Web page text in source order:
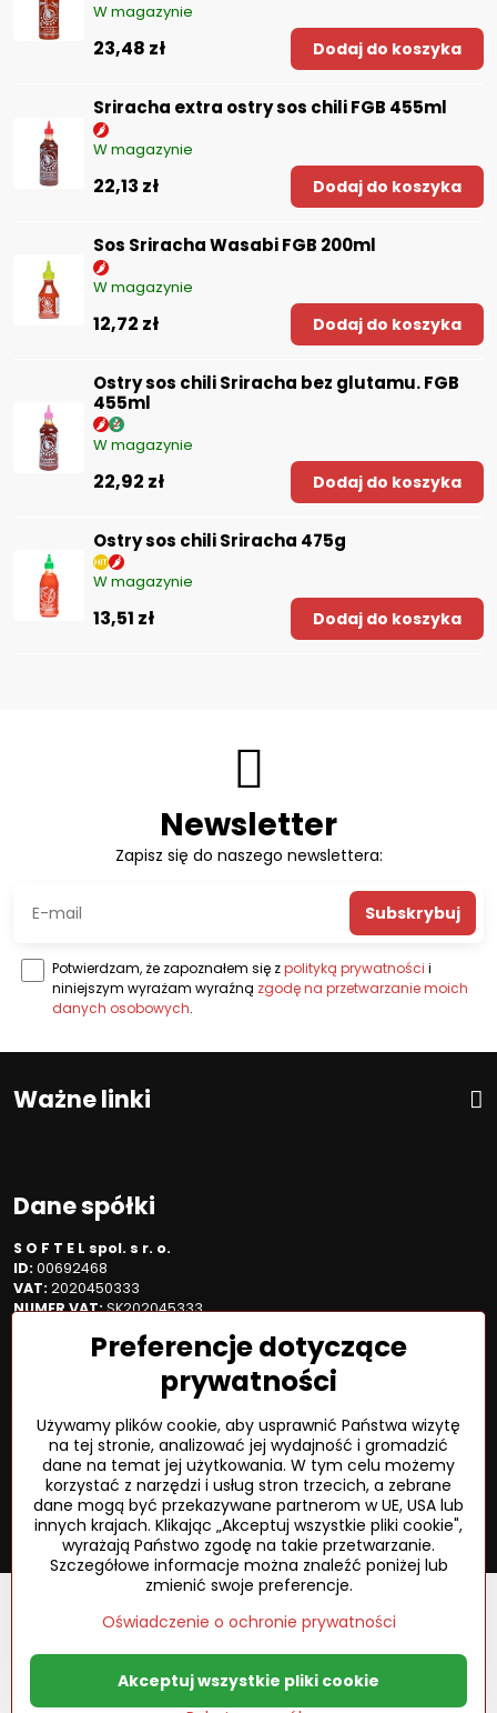
W magazynie
23,48 zł Dodaj do koszyka
Sriracha extra ostry sos chili FGB 455ml
W magazynie
22,13 zł Dodaj do koszyka
Sos Sriracha Wasabi FGB 200ml
W magazynie
12,72 zł Dodaj do koszyka
Ostry sos chili Sriracha bez glutamu. FGB
455ml
W magazynie
22,92 zł Dodaj do koszyka
Ostry sos chili Sriracha 475g
W magazynie
13,51 zł Dodaj do koszyka
Newsletter
Zapisz się do naszego newslettera:
Subskrybuj
Potwierdzam, że zapoznałem się zpolityką prywatności i
niniejszym wyrażam wyraźną zgodę na przetwarzanie moich
danych osobowych.
Ważne linki
Dane spółki
S O F T E L spol. s r. o.
ID: 00692468
VAT: 2020450333
NUMER VAT:SK202045333
wstawić numer: 6/L
©2026Prawa autorskie
Preferencje dotyczące prywatności
Oświadczenie o ochronie prywatności Status zamówienia
Preferencje dotyczące
prywatności
Używamy plików cookie, aby usprawnić Państwa wizytę
na tej stronie, analizować jej wydajność i gromadzić
dane na temat jej użytkowania. W tym celu możemy
korzystać z narzędzi i usług stron trzecich, a zebrane
dane mogą być przekazywane partnerom w UE, USA lub
innych krajach. Klikając „Akceptuj wszystkie pliki cookie",
wyrażają Państwo zgodę na takie przetwarzanie.
Szczegółowe informacje można znaleźć poniżej lub
zmienić swoje preferencje.
Oświadczenie o ochronie prywatności
Akceptuj wszystkie pliki cookie